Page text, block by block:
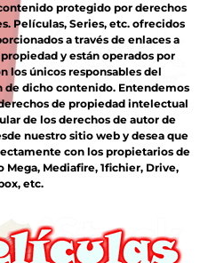
protegido por derechos
Películas, Series, etc. ofrecidos
a través de enlaces a
y están operados por
los únicos responsables del
dicho contenido. Entendemos
de propiedad intelectual
de los derechos de autor de
nuestro sitio web y desea que
con los propietarios de
Mediafire, 1fichier, Drive,
etc.